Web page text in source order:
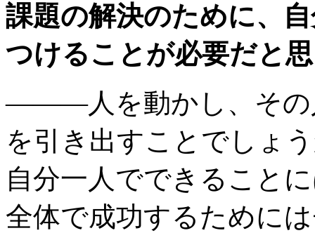
課題の解決のために、
つけることが必要だと
———人を動かし、その
を引き出すことでしょ
自分一人でできること
全体で成功するために